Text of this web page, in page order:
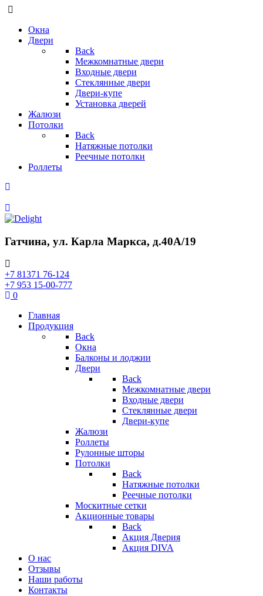
Окна
Двери
Back
Межкомнатные двери
Входные двери
Стеклянные двери
Двери-купе
Установка дверей
Жалюзи
Потолки
Back
Натяжные потолки
Реечные потолки
Роллеты
Гатчина, ул. Карла Маркса, д.40А/19
+7 81371 76-124
+7 953 15-00-777
0
Главная
Продукция
Back
Окна
Балконы и лоджии
Двери
Back
Межкомнатные двери
Входные двери
Стеклянные двери
Двери-купе
Жалюзи
Роллеты
Рулонные шторы
Потолки
Back
Натяжные потолки
Реечные потолки
Москитные сетки
Акционные товары
Back
Акция Дверия
Акция DIVA
О нас
Отзывы
Наши работы
Контакты